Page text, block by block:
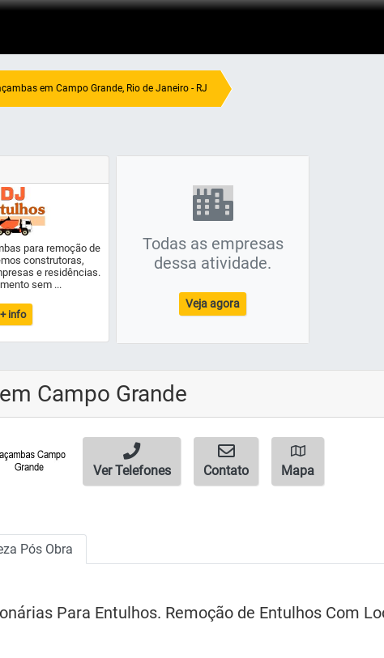
em Campo Grande, Rio de Janeiro - RJ
para remoção de
construtoras,
e residências.
sem ...
+ info
Todas as empresas
dessa atividade.
Veja agora
Campo Grande
Ver Telefones Contato Mapa
Pós Obra
Para Entulhos. Remoção de Entulhos Com